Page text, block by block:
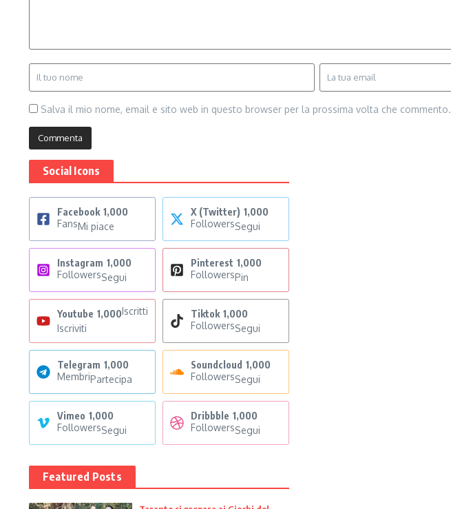
Salva il mio nome, email e sito web in questo browser per la prossima volta che commento.
Social Icons
Facebook 1,000
FansMi piace
X (Twitter) 1,000
FollowersSegui
Instagram 1,000
FollowersSegui
Pinterest 1,000
FollowersPin
Youtube 1,000Iscritti
Iscriviti
Tiktok 1,000
FollowersSegui
Telegram 1,000
MembriPartecipa
Soundcloud 1,000
FollowersSegui
Vimeo 1,000
FollowersSegui
Dribbble 1,000
FollowersSegui
Featured Posts